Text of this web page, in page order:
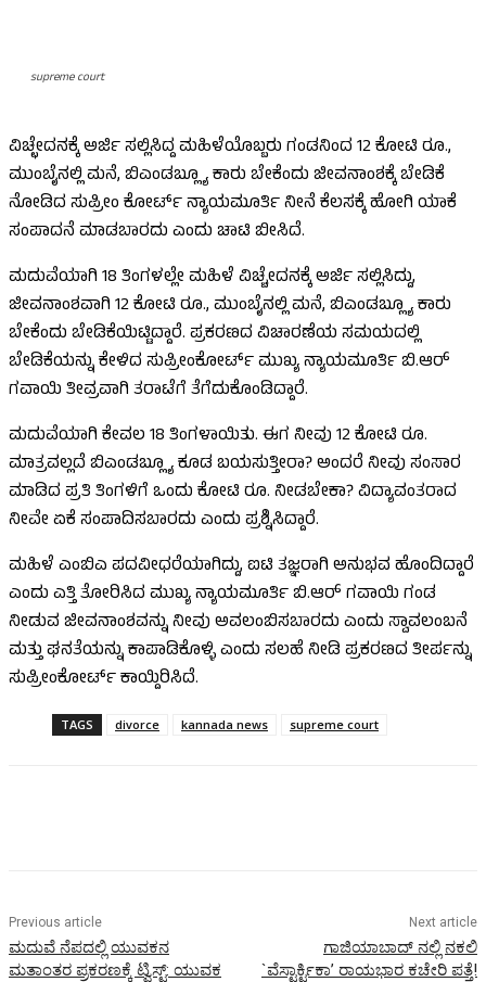
supreme court
ವಿಚ್ಛೇದನಕ್ಕೆ ಅರ್ಜಿ ಸಲ್ಲಿಸಿದ್ದ ಮಹಿಳೆಯೊಬ್ಬರು ಗಂಡನಿಂದ 12 ಕೋಟಿ ರೂ.,
ಮುಂಬೈನಲ್ಲಿ ಮನೆ, ಬಿಎಂಡಬ್ಲ್ಯೂ ಕಾರು ಬೇಕೆಂದು ಜೀವನಾಂಶಕ್ಕೆ ಬೇಡಿಕೆ
ನೋಡಿದ ಸುಪ್ರೀಂ ಕೋರ್ಟ್ ನ್ಯಾಯಮೂರ್ತಿ ನೀನೆ ಕೆಲಸಕ್ಕೆ ಹೋಗಿ ಯಾಕೆ
ಸಂಪಾದನೆ ಮಾಡಬಾರದು ಎಂದು ಚಾಟಿ ಬೀಸಿದೆ.
ಮದುವೆಯಾಗಿ 18 ತಿಂಗಳಲ್ಲೇ ಮಹಿಳೆ ವಿಚ್ಚೇದನಕ್ಕೆ ಅರ್ಜಿ ಸಲ್ಲಿಸಿದ್ದು,
ಜೀವನಾಂಶವಾಗಿ 12 ಕೋಟಿ ರೂ., ಮುಂಬೈನಲ್ಲಿ ಮನೆ, ಬಿಎಂಡಬ್ಲ್ಯೂ ಕಾರು
ಬೇಕೆಂದು ಬೇಡಿಕೆಯಿಟ್ಟಿದ್ದಾರೆ. ಪ್ರಕರಣದ ವಿಚಾರಣೆಯ ಸಮಯದಲ್ಲಿ
ಬೇಡಿಕೆಯನ್ನು ಕೇಳಿದ ಸುಪ್ರೀಂಕೋರ್ಟ್‌ ಮುಖ್ಯ ನ್ಯಾಯಮೂರ್ತಿ ಬಿ.ಆರ್
ಗವಾಯಿ ತೀವ್ರವಾಗಿ ತರಾಟೆಗೆ ತೆಗೆದುಕೊಂಡಿದ್ದಾರೆ.
ಮದುವೆಯಾಗಿ ಕೇವಲ 18 ತಿಂಗಳಾಯಿತು. ಈಗ ನೀವು 12 ಕೋಟಿ ರೂ.
ಮಾತ್ರವಲ್ಲದೆ ಬಿಎಂಡಬ್ಲ್ಯೂ ಕೂಡ ಬಯಸುತ್ತೀರಾ? ಅಂದರೆ ನೀವು ಸಂಸಾರ
ಮಾಡಿದ ಪ್ರತಿ ತಿಂಗಳಿಗೆ ಒಂದು ಕೋಟಿ ರೂ. ನೀಡಬೇಕಾ? ವಿದ್ಯಾವಂತರಾದ
ನೀವೇ ಏಕೆ ಸಂಪಾದಿಸಬಾರದು ಎಂದು ಪ್ರಶ್ನಿಸಿದ್ದಾರೆ.
ಮಹಿಳೆ ಎಂಬಿಎ ಪದವೀಧರೆಯಾಗಿದ್ದು, ಐಟಿ ತಜ್ಞರಾಗಿ ಅನುಭವ ಹೊಂದಿದ್ದಾರೆ
ಎಂದು ಎತ್ತಿ ತೋರಿಸಿದ ಮುಖ್ಯ ನ್ಯಾಯಮೂರ್ತಿ ಬಿ.ಆರ್ ಗವಾಯಿ ಗಂಡ
ನೀಡುವ ಜೀವನಾಂಶವನ್ನು ನೀವು ಅವಲಂಬಿಸಬಾರದು ಎಂದು ಸ್ವಾವಲಂಬನೆ
ಮತ್ತು ಘನತೆಯನ್ನು ಕಾಪಾಡಿಕೊಳ್ಳಿ ಎಂದು ಸಲಹೆ ನೀಡಿ ಪ್ರಕರಣದ ತೀರ್ಪನ್ನು
ಸುಪ್ರೀಂಕೋರ್ಟ್‌ ಕಾಯ್ದಿರಿಸಿದೆ.
TAGS divorce kannada news supreme court
Previous article
ಮದುವೆ ನೆಪದಲ್ಲಿ ಯುವಕನ
ಮತಾಂತರ ಪ್ರಕರಣಕ್ಕೆ ಟ್ವಿಸ್ಟ್:‌ ಯುವಕ
Next article
ಗಾಜಿಯಾಬಾದ್ ನಲ್ಲಿ ನಕಲಿ
`ವೆಸ್ಟಾರ್ಕ್ಟಿಕಾ’ ರಾಯಭಾರ ಕಚೇರಿ ಪತ್ತೆ!